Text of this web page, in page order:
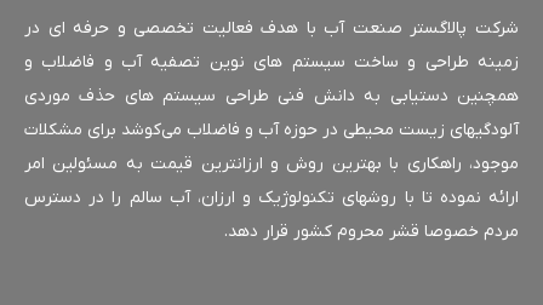
پالاگستر صنعت آب با هدف فعالیت تخصصی و حرفه ای در
طراحی و ساخت سیستم های نوین تصفیه آب و فاضلاب و
دستیابی به دانش فنی طراحی سیستم های حذف موردی
زیست محیطی در حوزه آب و فاضلاب می‌کوشد برای مشکلات
راهکاری با بهترین روش و ارزانترین قیمت به مسئولین امر
نموده تا با روشهای تکنولوژیک و ارزان، آب سالم را در دسترس
خصوصا قشر محروم کشور قرار دهد.